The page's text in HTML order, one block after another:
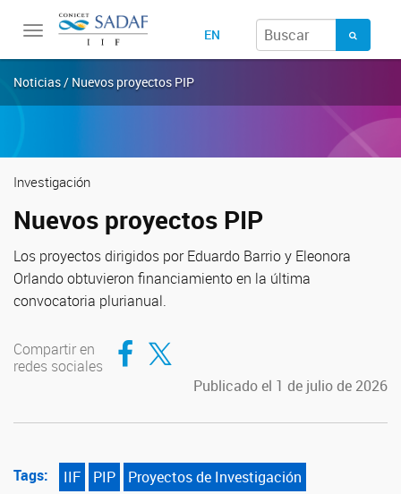
Toggle
EN
Noticias / Nuevos proyectos PIP
Investigación
Nuevos proyectos PIP
Los proyectos dirigidos por Eduardo Barrio y Eleonora
Orlando obtuvieron financiamiento en la última
convocatoria plurianual.
Compartir en
redes sociales
Compartir en Facebook
Compartir en Twitter
Publicado el 1 de julio de 2026
Tags: IIF PIP Proyectos de Investigación